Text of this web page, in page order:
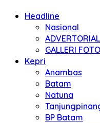
Headline
Nasional
ADVERTORIAL
GALLERI FOTO
Kepri
Anambas
Batam
Natuna
BP Batam